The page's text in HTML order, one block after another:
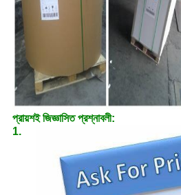
প্রায়শই জিজ্ঞাসিত প্রশ্নাবলী:
1.